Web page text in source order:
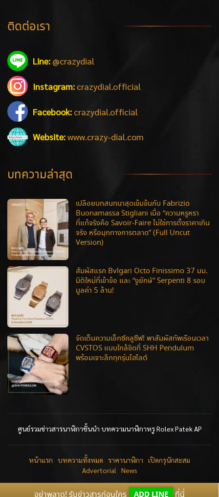
ติดต่อเรา
Line: @crazydial
Instagram: crazydial.official
Facebook: crazydial.official
Website:www.crazy-dial.com
บทความล่าสุด
เปลือยบทสนทนาสุดเข้มข้นกับ Fabrizio
Buonamassa Stigliani เมื่อ “ความหรูหรา
ที่แท้จริงคือ Savoir-Faire ไม่ใช่การตั้งราคาเกิน
จริง หรือมุกทางการตลาด” (Full Uncut
Version)
สัมผัสแรก Bvlgari Octo Finissimo 37 มม.
มิติใหม่ที่เข้าข้อ และ “งูยักษ์” Serpenti 8 รอบ
มูลค่า 5 ล้าน!
จัดเต็มความเอ็กซ์คลูซีฟ! พาสัมผัสทัพเรือนเวลา
CVSTOS แบบใกล้ชิดที่ SHH Pendulum
พร้อมเจาะลึกทุกรุ่นไฮไลต์
ศูนย์รวมข่าวสารนาฬิกาชั้นนำ บทความนาฬิกาหรู Rolex Patek AP
หน้าแรก บทความทั้งหมด ราคานาฬิกา
เปิดกรุนักสะสม
Advertorial
News